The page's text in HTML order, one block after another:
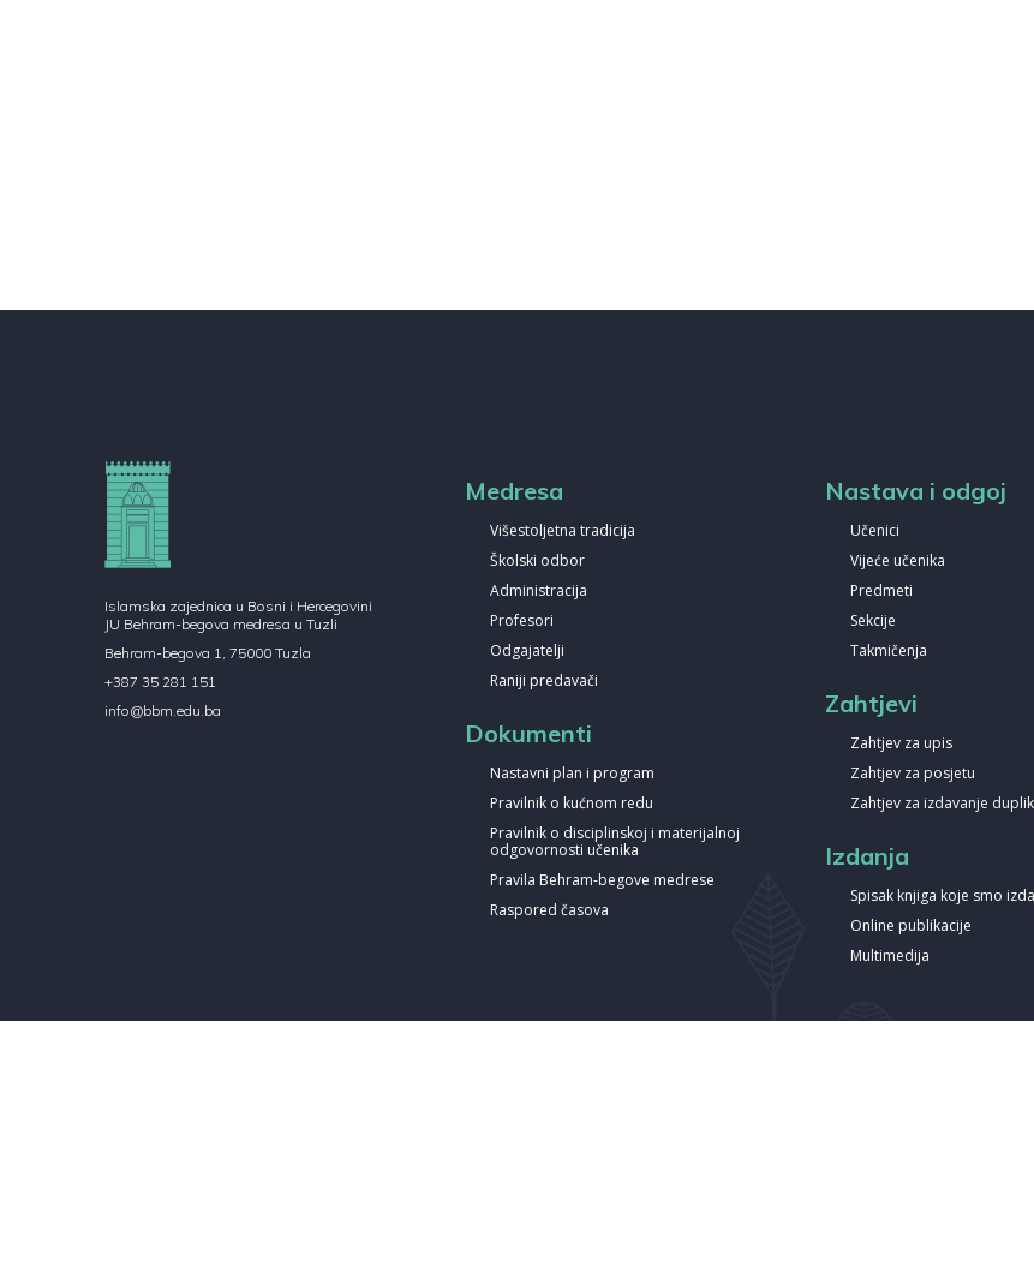
Islamska zajednica u Bosni i Hercegovini
JU Behram-begova medresa u Tuzli
Behram-begova 1, 75000 Tuzla
+387 35 281 151
info@bbm.edu.ba
Medresa
Višestoljetna tradicija
Školski odbor
Administracija
Profesori
Odgajatelji
Raniji predavači
Dokumenti
Nastavni plan i program
Pravilnik o kućnom redu
Pravilnik o disciplinskoj i materijalnoj
odgovornosti učenika
Pravila Behram-begove medrese
Raspored časova
Nastava i odgoj
Učenici
Vijeće učenika
Predmeti
Sekcije
Takmičenja
Zahtjevi
Zahtjev za upis
Zahtjev za posjetu
Zahtjev za izdavanje
Izdanja
Spisak knjiga koje smo
Online publikacije
Multimedija